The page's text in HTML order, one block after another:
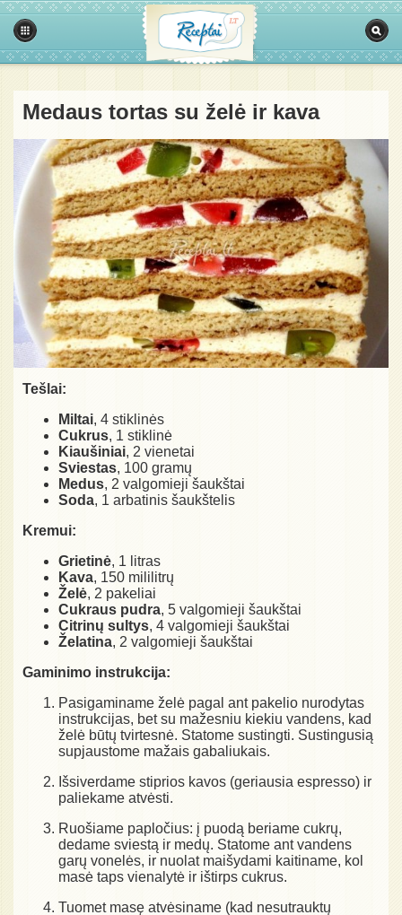
Medaus tortas su želė ir kava
Tešlai:
Miltai, 4 stiklinės
Cukrus, 1 stiklinė
Kiaušiniai, 2 vienetai
Sviestas, 100 gramų
Medus, 2 valgomieji šaukštai
Soda, 1 arbatinis šaukštelis
Kremui:
Grietinė, 1 litras
Kava, 150 mililitrų
Želė, 2 pakeliai
Cukraus pudra, 5 valgomieji šaukštai
Citrinų sultys, 4 valgomieji šaukštai
Želatina, 2 valgomieji šaukštai
Gaminimo instrukcija:
Pasigaminame želė pagal ant pakelio nurodytas
instrukcijas, bet su mažesniu kiekiu vandens, kad
želė būtų tvirtesnė. Statome sustingti. Sustingusią
supjaustome mažais gabaliukais.
Išsiverdame stiprios kavos (geriausia espresso) ir
paliekame atvėsti.
Ruošiame papločius: į puodą beriame cukrų,
dedame sviestą ir medų. Statome ant vandens
garų vonelės, ir nuolat maišydami kaitiname, kol
masė taps vienalytė ir ištirps cukrus.
Tuomet masę atvėsiname (kad nesutrauktų